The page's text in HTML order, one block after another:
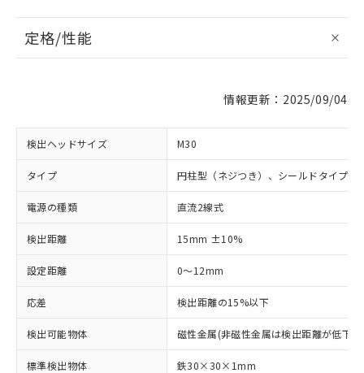
定格/性能
情報更新：2025/09/04
検出ヘッドサイズ M30
タイプ 円柱型（ネジつき）、シールドタイプ
電源の種類 直流2線式
検出距離 15mm ±10%
設定距離 0～12mm
応差 検出距離の15%以下
検出可能物体 磁性金属(非磁性金属は検出距離が低下
標準検出物体 鉄30×30×1mm